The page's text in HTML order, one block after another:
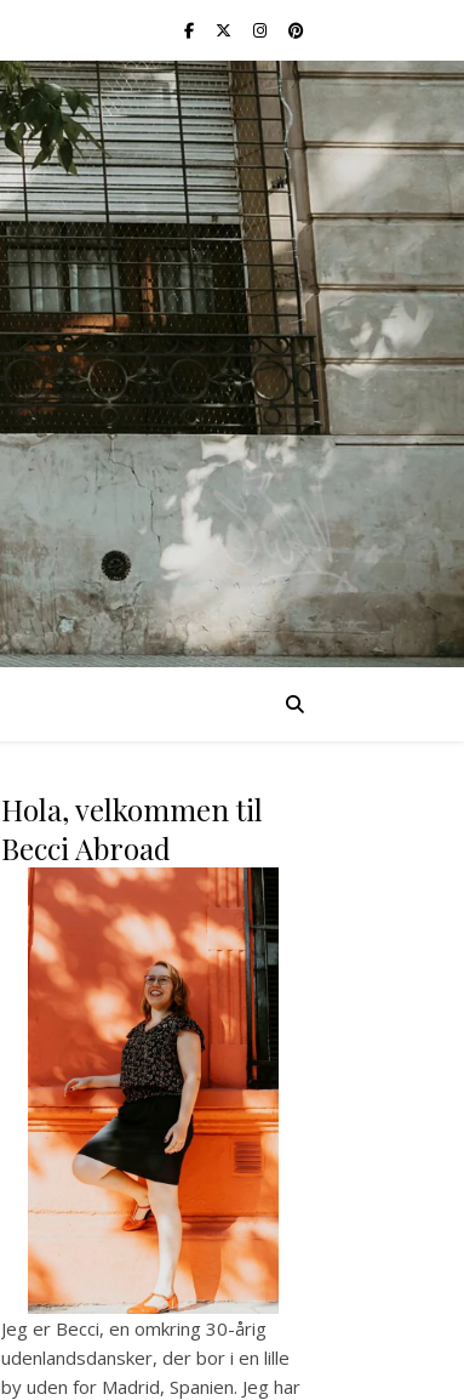
Hola, velkommen til
Becci Abroad
Jeg er Becci, en omkring 30-årig
udenlandsdansker, der bor i en lille
by uden for Madrid, Spanien. Jeg har